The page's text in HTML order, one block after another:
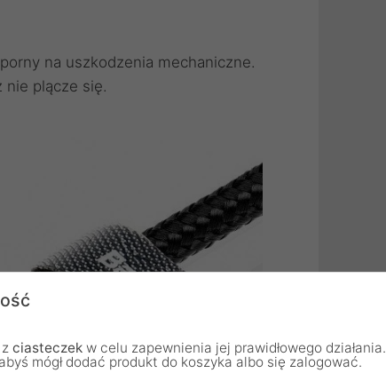
na uszkodzenia mechaniczne.
nie plącze się.
ciasteczek w celu zapewnienia jej prawidłowego działania.
mógł dodać produkt do koszyka albo się zalogować.